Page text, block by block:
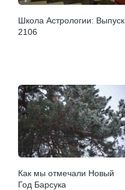
Школа Астрологии: Выпуск
2106
Как мы отмечали Новый
Год Барсука